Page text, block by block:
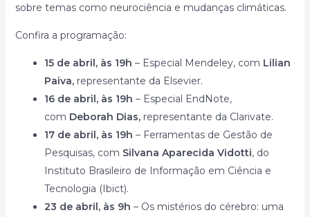
sobre temas como neurociência e mudanças climáticas.
Confira a programação:
15 de abril, às 19h – Especial Mendeley, com Lilian
Paiva,representante da Elsevier.
16 de abril, às 19h – Especial EndNote,
com Deborah Dias,representante da Clarivate.
17 de abril, às 19h – Ferramentas de Gestão de
Pesquisas, com Silvana Aparecida Vidotti, do
Instituto Brasileiro de Informação em Ciência e
Tecnologia (Ibict).
23 de abril, às 9h – Os mistérios do cérebro: uma